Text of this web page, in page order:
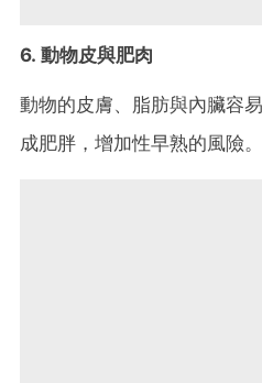
6. 動物皮與肥肉
動物的皮膚、脂肪與內臟容
成肥胖，增加性早熟的風險。